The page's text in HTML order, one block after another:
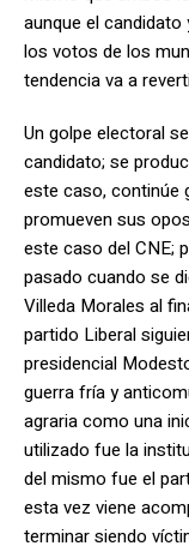
aunque el
los votos de los
tendencia va a
Un golpe electoral
candidato; se
este caso, continúe
promueven sus
este caso del CNE;
pasado cuando se
Villeda Morales al
partido Liberal
presidencial
guerra fría y
agraria como una
utilizado fue la
del mismo fue el
esta vez viene
terminar siendo